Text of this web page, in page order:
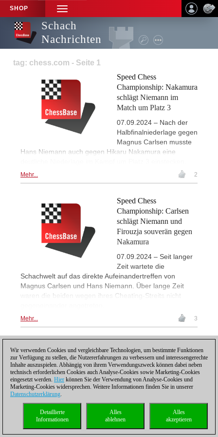
SHOP
TOGGLE
NAVIGATION
Schach
Nachrichten
tag: chess.com - Seite 1
Speed Chess
Championship: Nakamura
schlägt Niemann im
Match um Platz 3
07.09.2024 – Nach der
Halbfinalniederlage gegen
Magnus Carlsen musste
Hans Niemann auch gegen Hikaru Nakamura eine
Mehr... 2
Speed Chess
Championship: Carlsen
schlägt Niemann und
Firouzja souverän gegen
Nakamura
07.09.2024 – Seit langer
Zeit wartete die
Schachwelt auf das direkte Aufeinandertreffen von
Magnus Carlsen und Hans Niemann. Über lange Zeit
waren die beiden wegen ihres Cheating-Streits nicht
Mehr... 3
Datenschutzhinweis|Impressum|Kontakt|Cookies Management|Lizenzen|
Compliance Hotline
© 2017 ChessBase GmbH | Osterbekstraße 90a | 22083 Hamburg | Deutschland
Wir verwenden Cookies und vergleichbare Technologien, um bestimmte Funktionen
zur Verfügung zu stellen, die Nutzererfahrungen zu verbessern und interessengerechte
Inhalte auszuspielen. Abhängig von ihrem Verwendungszweck können dabei neben
technisch erforderlichen Cookies auch Analyse-Cookies sowie Marketing-Cookies
eingesetzt werden. Hier können Sie der Verwendung von Analyse-Cookies und
Marketing-Cookies widersprechen. Weitere Informationen finden Sie in unserer
Datenschutzerklärung.
Alles
akzeptieren
Alles
ablehnen
Detaillierte
Informationen